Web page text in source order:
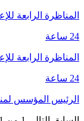
المناظرة الرابعة
24 ساعة
المناظرة الرابعة
24 ساعة
الرئيس المؤسس